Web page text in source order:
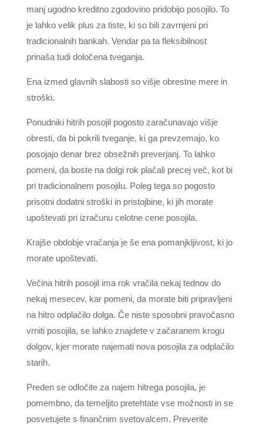
manj ugodno kreditno zgodovino pridobijo posojilo. To
je lahko velik plus za tiste, ki so bili zavrnjeni pri
tradicionalnih bankah. Vendar pa ta fleksibilnost
prinaša tudi določena tveganja.
Ena izmed glavnih slabosti so višje obrestne mere in
stroški.
Ponudniki hitrih posojil pogosto zaračunavajo višje
obresti, da bi pokrili tveganje, ki ga prevzemajo, ko
posojajo denar brez obsežnih preverjanj. To lahko
pomeni, da boste na dolgi rok plačali precej več, kot bi
pri tradicionalnem posojilu. Poleg tega so pogosto
prisotni dodatni stroški in pristojbine, ki jih morate
upoštevati pri izračunu celotne cene posojila.
Krajše obdobje vračanja je še ena pomanjkljivost, ki jo
morate upoštevati.
Večina hitrih posojil ima rok vračila nekaj tednov do
nekaj mesecev, kar pomeni, da morate biti pripravljeni
na hitro odplačilo dolga. Če niste sposobni pravočasno
vrniti posojila, se lahko znajdete v začaranem krogu
dolgov, kjer morate najemati nova posojila za odplačilo
starih.
Preden se odločite za najem hitrega posojila, je
pomembno, da temeljito pretehtate vse možnosti in se
posvetujete s finančnim svetovalcem. Preverite